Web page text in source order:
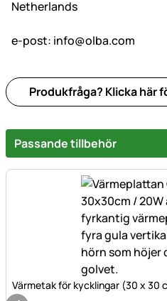
Netherlands
e-post: info@olba.com
Produkfråga? Klicka här
Passande tillbehör
Värmetak för kycklingar (30 x 30